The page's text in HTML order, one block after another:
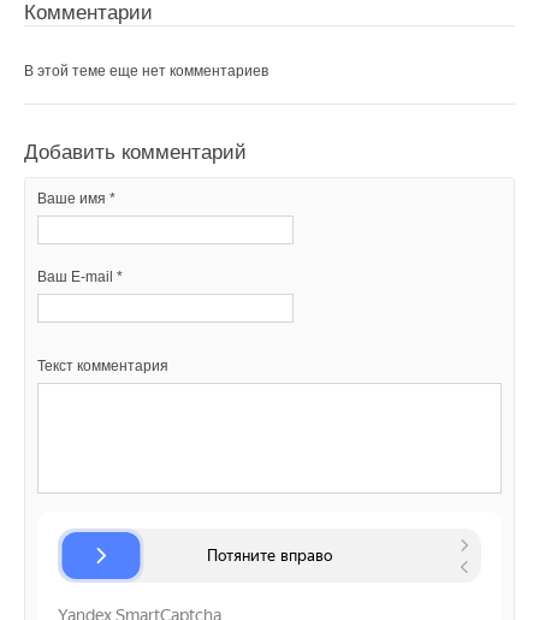
Комментарии
В этой теме еще нет комментариев
Добавить комментарий
Ваше имя *
Ваш E-mail *
Текст комментария